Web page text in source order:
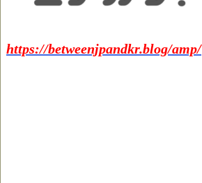
https://betweenjpandkr.blog/amp/